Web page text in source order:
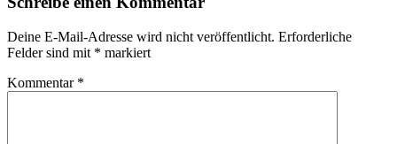
Deine E-Mail-Adresse wird nicht veröffentlicht. Erforderliche
Felder sind mit * markiert
Kommentar *